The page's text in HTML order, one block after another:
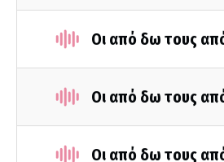
Οι από δω τους
Οι από δω τους
Οι από δω τους